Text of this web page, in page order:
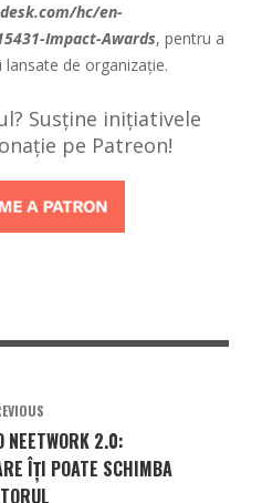
hc/en-
Impact-Awards, pentru a
de organizație.
Susține inițiativele
pe Patreon!
NEETWORK 2.0:
ÎȚI POATE SCHIMBA